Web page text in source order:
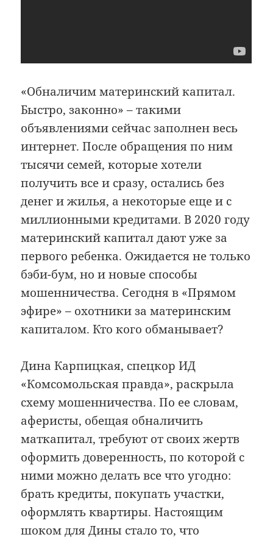
«Обналичим материнский капитал.
Быстро, законно» – такими
объявлениями сейчас заполнен весь
интернет. После обращения по ним
тысячи семей, которые хотели
получить все и сразу, остались без
денег и жилья, а некоторые еще и с
миллионными кредитами. В 2020 году
материнский капитал дают уже за
первого ребенка. Ожидается не только
бэби-бум, но и новые способы
мошенничества. Сегодня в «Прямом
эфире» – охотники за материнским
капиталом. Кто кого обманывает?
Дина Карпицкая, спецкор ИД
«Комсомольская правда», раскрыла
схему мошенничества. По ее словам,
аферисты, обещая обналичить
маткапитал, требуют от своих жертв
оформить доверенность, по которой с
ними можно делать все что угодно:
брать кредиты, покупать участки,
оформлять квартиры. Настоящим
шоком для Дины стало то, что